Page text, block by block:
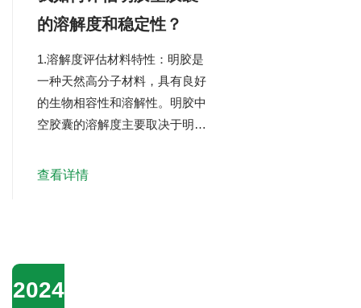
的溶解度和稳定性？
1.溶解度评估材料特性：明胶是
一种天然高分子材料，具有良好
的生物相容性和溶解性。明胶中
空胶囊的溶解度主要取决于明胶
素。溶解条件：明胶在热水中容
将量的明胶空心胶囊放入特定温
查看详情
2024